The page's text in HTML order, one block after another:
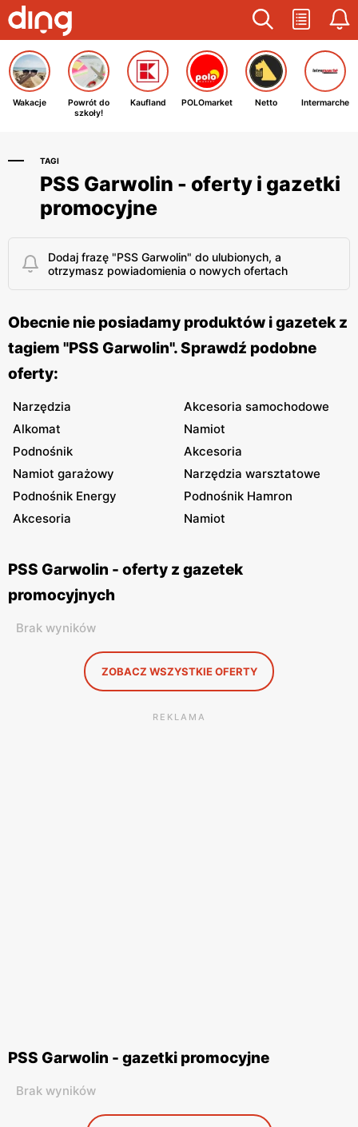
Wakacje
Powrót do
szkoły!
Kaufland POLOmarket Netto Intermarche
TAGI
PSS Garwolin - oferty i gazetki
promocyjne
Dodaj frazę "PSS Garwolin" do ulubionych, a
otrzymasz powiadomienia o nowych ofertach
Obecnie nie posiadamy produktów i gazetek z
tagiem "PSS Garwolin". Sprawdź podobne
oferty:
Narzędzia
Akcesoria samochodowe
Alkomat
Namiot
Podnośnik
Akcesoria
Namiot garażowy
Narzędzia warsztatowe
Podnośnik Energy
Podnośnik Hamron
Akcesoria
Namiot
PSS Garwolin - oferty z gazetek
promocyjnych
Brak wyników
ZOBACZ WSZYSTKIE OFERTY
REKLAMA
PSS Garwolin - gazetki promocyjne
Brak wyników